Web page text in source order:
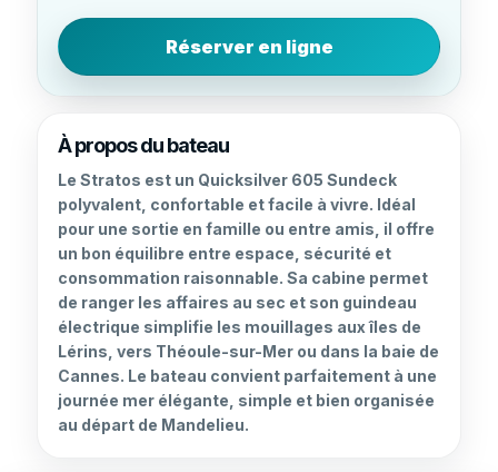
À propos du bateau
Le Stratos est un Quicksilver 605 Sundeck
polyvalent, confortable et facile à vivre. Idéal
pour une sortie en famille ou entre amis, il offre
un bon équilibre entre espace, sécurité et
consommation raisonnable. Sa cabine permet
de ranger les affaires au sec et son guindeau
électrique simplifie les mouillages aux îles de
Lérins, vers Théoule-sur-Mer ou dans la baie de
Cannes. Le bateau convient parfaitement à une
journée mer élégante, simple et bien organisée
au départ de Mandelieu.
Réserver en ligne